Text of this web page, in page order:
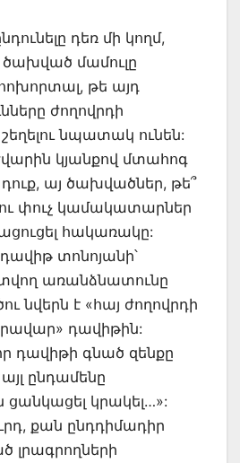
դեռ մի կողմ,
մամուլը
թե այդ
ժողովրդի
շեղելու նպատակ ունեն:
կյանքով մտահոգ
դուք, այ ծախվածներ, թե՞
փուչ կամակատարներ
հակառակը:
տոնոյանի՝
առանձնատունը
նվերն է «հայ ժողովրդի
դավիթին:
դավիթի գնած զենքը
ընդամենը
ցանկացել կրակել…»:
քան ընդդիմադիր
լրագրողների